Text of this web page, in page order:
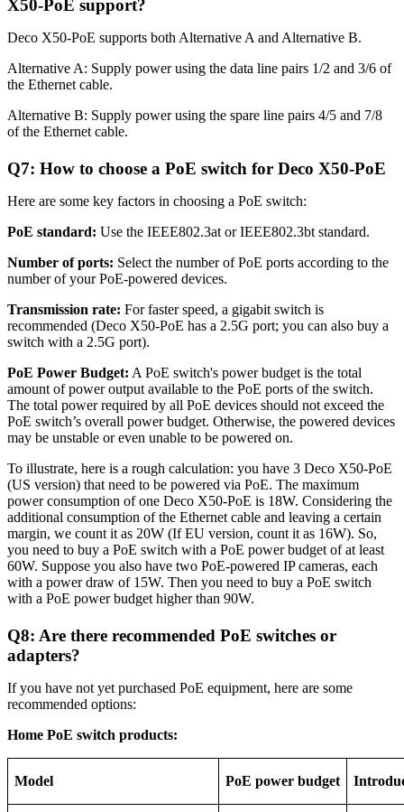
X50-PoE support?
Deco X50-PoE supports both Alternative A and Alternative B.
Alternative A: Supply power using the data line pairs 1/2 and 3/6 of
the Ethernet cable.
Alternative B: Supply power using the spare line pairs 4/5 and 7/8
of the Ethernet cable.
Q7: How to choose a PoE switch for Deco X50-PoE
Here are some key factors in choosing a PoE switch:
PoE standard: Use the IEEE802.3at or IEEE802.3bt standard.
Number of ports: Select the number of PoE ports according to the
number of your PoE-powered devices.
Transmission rate: For faster speed, a gigabit switch is
recommended (Deco X50-PoE has a 2.5G port; you can also buy a
switch with a 2.5G port).
PoE Power Budget: A PoE switch's power budget is the total
amount of power output available to the PoE ports of the switch.
The total power required by all PoE devices should not exceed the
PoE switch’s overall power budget. Otherwise, the powered devices
may be unstable or even unable to be powered on.
To illustrate, here is a rough calculation: you have 3 Deco X50-PoE
(US version) that need to be powered via PoE. The maximum
power consumption of one Deco X50-PoE is 18W. Considering the
additional consumption of the Ethernet cable and leaving a certain
margin, we count it as 20W (If EU version, count it as 16W). So,
you need to buy a PoE switch with a PoE power budget of at least
60W. Suppose you also have two PoE-powered IP cameras, each
with a power draw of 15W. Then you need to buy a PoE switch
with a PoE power budget higher than 90W.
Q8: Are there recommended PoE switches or
adapters?
If you have not yet purchased PoE equipment, here are some
recommended options:
Home PoE switch products:
Model PoE power budget